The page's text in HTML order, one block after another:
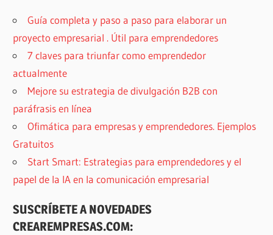
Guía completa y paso a paso para elaborar un
proyecto empresarial . Útil para emprendedores
7 claves para triunfar como emprendedor
actualmente
Mejore su estrategia de divulgación B2B con
paráfrasis en línea
Ofimática para empresas y emprendedores. Ejemplos
Gratuitos
Start Smart: Estrategias para emprendedores y el
papel de la IA en la comunicación empresarial
SUSCRÍBETE A NOVEDADES
CREAREMPRESAS.COM: